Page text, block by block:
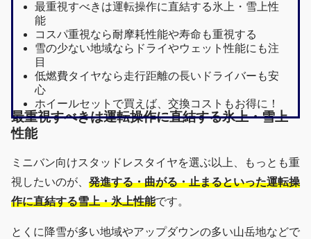
最重視すべきは運転操作に直結する氷上・雪上性
能
コスパ重視なら耐摩耗性能や寿命も重視する
雪の少ない地域ならドライやウェット性能にも注
目
低燃費タイヤなら走行距離の長いドライバーも安
心
ホイールセットで買えば、交換コストもお得に！
最重視すべきは運転操作に直結する氷上・雪上
性能
ミニバン向けスタッドレスタイヤを選ぶ以上、もっとも重
視したいのが、 発進する・曲がる・止まるといった運転操
作に直結する雪上・氷上性能です。
とくに降雪が多い地域やアップダウンの多い山岳地などで